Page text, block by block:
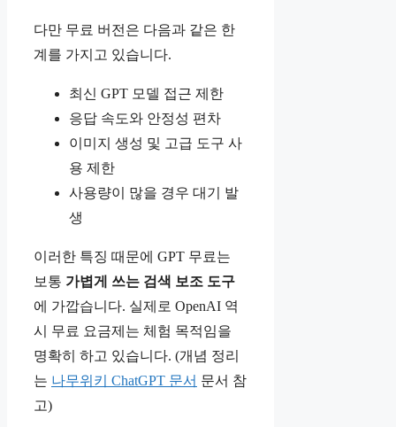
다만 무료 버전은 다음과 같은 한
계를 가지고 있습니다.
최신 GPT 모델 접근 제한
응답 속도와 안정성 편차
이미지 생성 및 고급 도구 사
용 제한
사용량이 많을 경우 대기 발
생
이러한 특징 때문에 GPT 무료는
보통 가볍게 쓰는 검색 보조 도구
에 가깝습니다. 실제로 OpenAI 역
시 무료 요금제는 체험 목적임을
명확히 하고 있습니다. (개념 정리
는 나무위키 ChatGPT 문서 문서 참
고)